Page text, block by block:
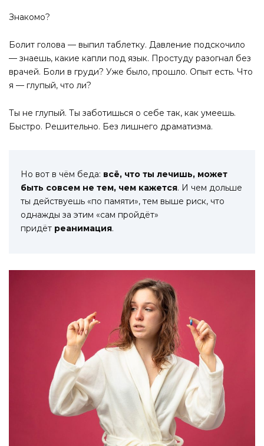
Знакомо?
Болит голова — выпил таблетку. Давление подскочило
— знаешь, какие капли под язык. Простуду разогнал без
врачей. Боли в груди? Уже было, прошло. Опыт есть. Что
я — глупый, что ли?
Ты не глупый. Ты заботишься о себе так, как умеешь.
Быстро. Решительно. Без лишнего драматизма.
Но вот в чём беда: всё, что ты лечишь, может
быть совсем не тем, чем кажется. И чем дольше
ты действуешь «по памяти», тем выше риск, что
однажды за этим «сам пройдёт»
придёт реанимация.